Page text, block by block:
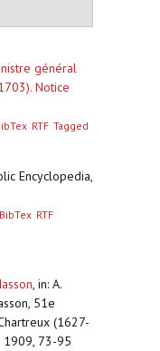
général
Notice
RTF Tagged
Encyclopedia,
BibTex RTF
, in: A.
51e
(1627-
1909, 73-95